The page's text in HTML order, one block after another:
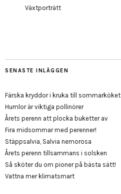
Växtporträtt
SENASTE INLÄGGEN
Färska kryddor i kruka till sommarköket
Humlor är viktiga pollinörer
Årets perenn att plocka buketter av
Fira midsommar med perenner!
Stäppsalvia, Salvia nemorosa
Årets perenn tillsammans i solsken
Så sköter du om pioner på bästa sätt!
Vattna mer klimatsmart